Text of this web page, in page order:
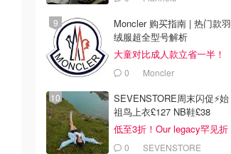
Moncler 购买指南 | 热门款羽
绒服超全型号解析
大童对比成人款立省一半！
0 Moncler
SEVENSTORE周末闪促⚡️始
祖鸟上衣£127 NB鞋£38
低至3折！Our legacy罕见折
0 SEVENSTORE